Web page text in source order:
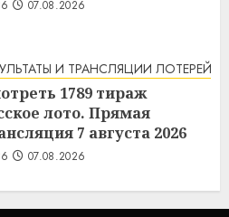
07.08.2026
И ТРАНСЛЯЦИИ ЛОТЕРЕЙ
1789 тираж
лото. Прямая
7 августа 2026
07.08.2026